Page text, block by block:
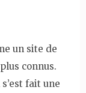
un site de
connus.
fait une